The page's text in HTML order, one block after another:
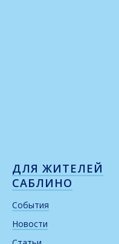
ДЛЯ ЖИТЕЛЕЙ
САБЛИНО
События
Новости